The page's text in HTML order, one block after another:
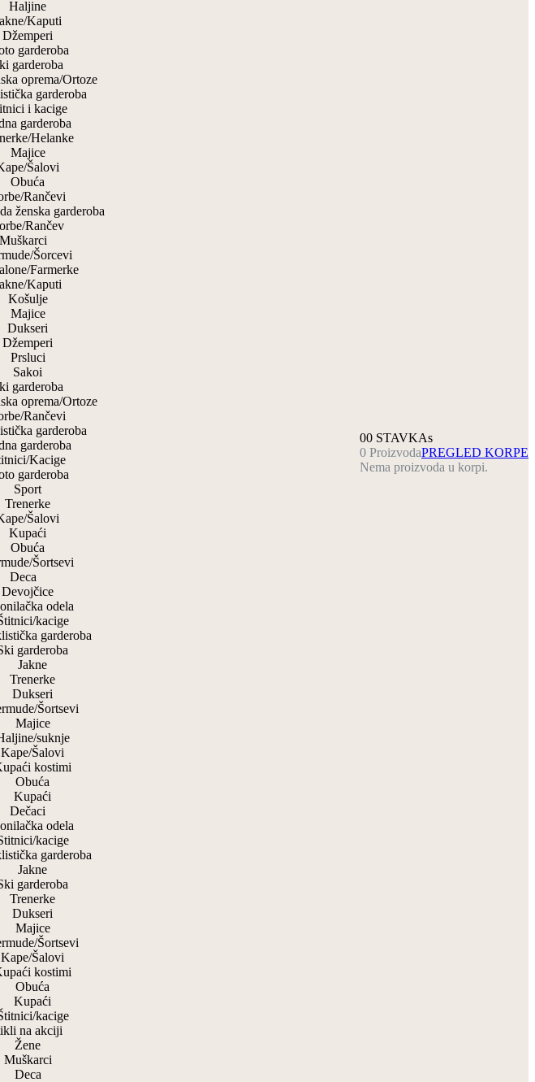
Haljine
Kaputi
Džemperi
garderoba
garderoba
oprema/Ortoze
garderoba
i kacige
garderoba
Helanke
Majice
Šalovi
Obuća
Rančevi
ženska garderoba
Rančev
Muškarci
Šorcevi
Farmerke
Kaputi
Košulje
Majice
Dukseri
Džemperi
Prsluci
Sakoi
garderoba
oprema/Ortoze
Rančevi
garderoba
garderoba
Kacige
garderoba
Sport
Trenerke
Šalovi
Kupaći
Obuća
Šortsevi
Deca
odela
kacige
garderoba
garderoba
Jakne
Dukseri
Šortsevi
Majice
suknje
Šalovi
kostimi
Obuća
Kupaći
Dečaci
odela
kacige
garderoba
Jakne
garderoba
Dukseri
Majice
Šortsevi
Šalovi
kostimi
Obuća
Kupaći
kacige
na akciji
Žene
Muškarci
Deca
00 STAVKAs
0 ProizvodaPREGLED KORPE
Nema proizvoda u korpi.